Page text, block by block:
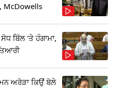
McDowells
ਬਿੱਲ 'ਤੇ ਹੰਗਾਮਾ,
ਅਰੋੜਾ ਕਿਉਂ ਬੋਲੇ